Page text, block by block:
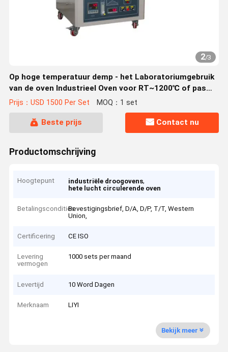
2/3
Op hoge temperatuur demp - het Laboratoriumgebruik
van de oven Industrieel Oven voor RT~1200℃ of pas
aan
Prijs：USD 1500 Per Set MOQ：1 set
Beste prijs Contact nu
Productomschrijving
Hoogtepunt industriële droogovens,
hete lucht circulerende oven
BetalingsconditiesBevestigingsbrief, D/A, D/P, T/T, Western
Union,
Certificering CE ISO
Levering
vermogen
1000 sets per maand
Levertijd 10 Word Dagen
Merknaam LIYI
Bekijk meer